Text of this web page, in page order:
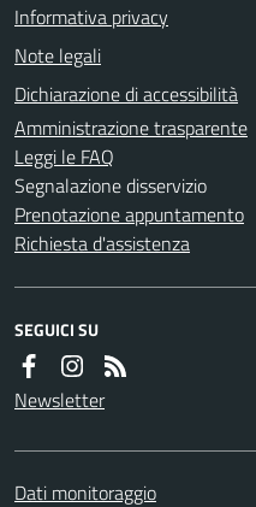
Informativa privacy
Note legali
Dichiarazione di accessibilità
Amministrazione trasparente
Leggi le FAQ
Segnalazione disservizio
Prenotazione appuntamento
Richiesta d'assistenza
SEGUICI SU
Newsletter
Dati monitoraggio